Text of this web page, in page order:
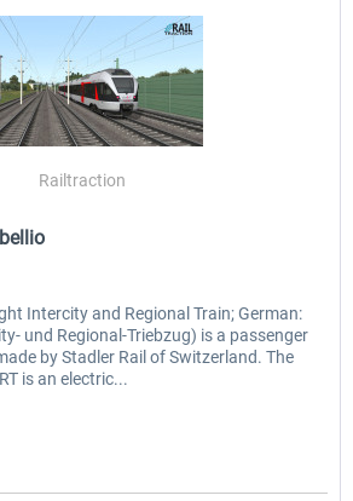
Railtraction
Intercity and Regional Train; German:
und Regional-Triebzug) is a passenger
by Stadler Rail of Switzerland. The
is an electric...